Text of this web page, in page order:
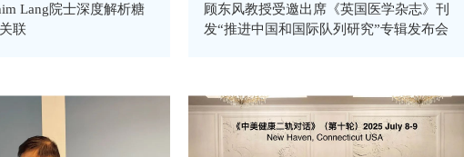
Lang院士深度解析糖
联
顾东风教授受邀出席《英国医学杂志》刊
发“推进中国和国际队列研究”专辑发布会